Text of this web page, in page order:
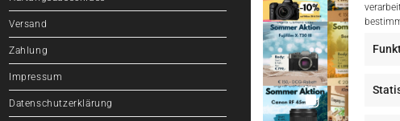
Versand
Zahlung
Impressum
Datenschutzerklärung